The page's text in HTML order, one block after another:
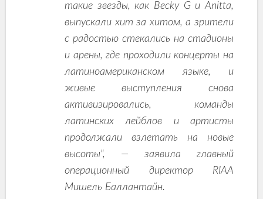
такие звезды, как Becky G и Anitta,
выпускали хит за хитом, а зрители
с радостью стекались на стадионы
и арены, где проходили концерты на
латиноамериканском языке, и
живые выступления снова
активизировались, команды
латинских лейблов и артисты
продолжали взлетать на новые
высоты", — заявила главный
операционный директор RIAA
Мишель Баллантайн.